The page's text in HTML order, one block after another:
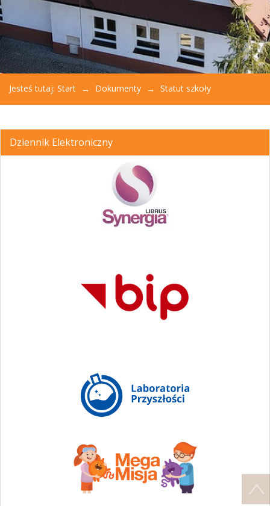
Jesteś tutaj: Start Dokumenty Statut szkoły
Dziennik Elektroniczny